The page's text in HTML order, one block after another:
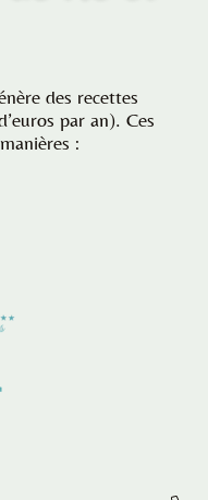
des recettes
par an). Ces
: